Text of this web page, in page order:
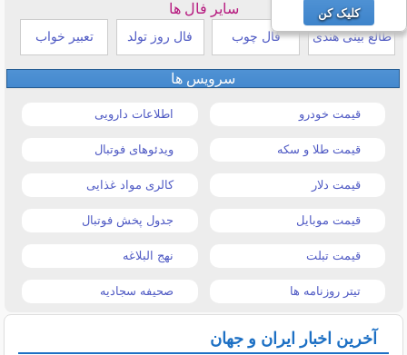
سایر فال ها
طالع بینی هندی فال چوب فال روز تولد تعبیر خواب
سرویس ها
قیمت خودرو اطلاعات دارویی
قیمت طلا و سکه ویدئوهای فوتبال
قیمت دلار کالری مواد غذایی
قیمت موبایل جدول پخش فوتبال
قیمت تبلت نهج البلاغه
تیتر روزنامه ها صحیفه سجادیه
آخرین اخبار ایران و جهان
کلیک کن